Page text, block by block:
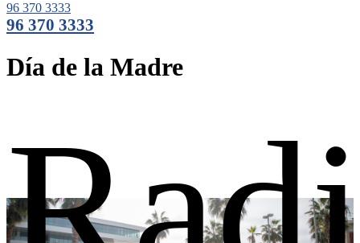
96 370 3333
96 370 3333
Día de la Madre